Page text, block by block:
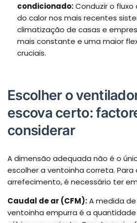
condicionado:Conduzir o
do calor nos mais recentes
climatização de casas e
mais constante e uma maior
cruciais.
Escolher o
escova certo:
considerar
A dimensão adequada não é o
escolher a ventoinha correta.
arrefecimento, é necessário ter
Caudal de ar (CFM):A medida
ventoinha empurra é a